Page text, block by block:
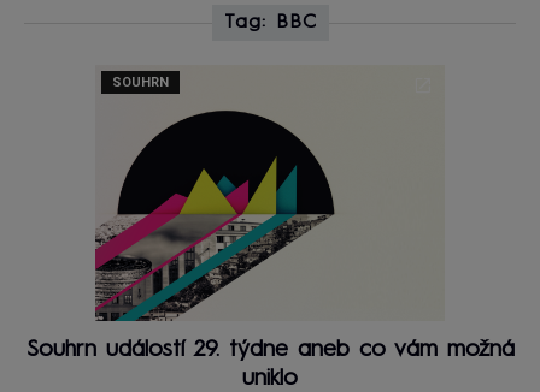
Tag: BBC
SOUHRN
Souhrn událostí 29. týdne aneb co vám možná
uniklo